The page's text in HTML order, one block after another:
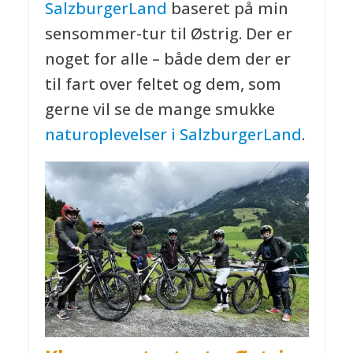
SalzburgerLand baseret på min
sensommer-tur til Østrig. Der er
noget for alle – både dem der er
til fart over feltet og dem, som
gerne vil se de mange smukke
naturoplevelser i SalzburgerLand.